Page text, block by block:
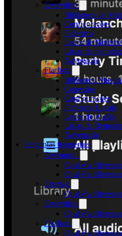
Evervideo
Biblioteca de
Configurações
Ficheiros
Leitor de
Listas de
Navegação
Flacbox
Biblioteca
Conexões
Configurações
Ficheiros Locais
Leitor de Áudio
Listas de
Navegação
Perguntas frequentes
Evermusic
Qual é a
Qual é a
Evertag
Qual é a
Evervideo
Qual é a
Flacbox
Qual é a